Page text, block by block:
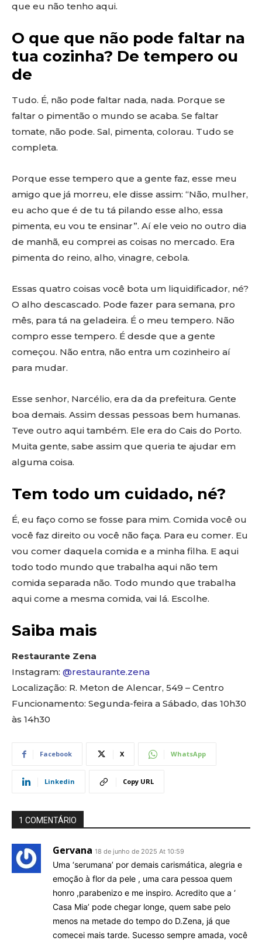
que eu não tenho aqui.
O que que não pode faltar na
tua cozinha? De tempero ou
de
Tudo. É, não pode faltar nada, nada. Porque se
faltar o pimentão o mundo se acaba. Se faltar
tomate, não pode. Sal, pimenta, colorau. Tudo se
completa.
Porque esse tempero que a gente faz, esse meu
amigo que já morreu, ele disse assim: “Não, mulher,
eu acho que é de tu tá pilando esse alho, essa
pimenta, eu vou te ensinar”. Aí ele veio no outro dia
de manhã, eu comprei as coisas no mercado. Era
pimenta do reino, alho, vinagre, cebola.
Essas quatro coisas você bota um liquidificador, né?
O alho descascado. Pode fazer para semana, pro
mês, para tá na geladeira. É o meu tempero. Não
compro esse tempero. É desde que a gente
começou. Não entra, não entra um cozinheiro aí
para mudar.
Esse senhor, Narcélio, era da da prefeitura. Gente
boa demais. Assim dessas pessoas bem humanas.
Teve outro aqui também. Ele era do Cais do Porto.
Muita gente, sabe assim que queria te ajudar em
alguma coisa.
Tem todo um cuidado, né?
É, eu faço como se fosse para mim. Comida você ou
você faz direito ou você não faça. Para eu comer. Eu
vou comer daquela comida e a minha filha. E aqui
todo todo mundo que trabalha aqui não tem
comida separada não. Todo mundo que trabalha
aqui come a mesma comida, vai lá. Escolhe.
Saiba mais
Restaurante Zena
Instagram: @restaurante.zena
Localização: R. Meton de Alencar, 549 – Centro
Funcionamento: Segunda-feira a Sábado, das 10h30
às 14h30
Facebook X WhatsApp
Linkedin Copy URL
1 COMENTÁRIO
Gervana 18 de junho de 2025 At 10:59
Uma ‘serumana’ por demais carismática, alegria e
emoção à flor da pele , uma cara pessoa quem
honro ,parabenizo e me inspiro. Acredito que a ‘
Casa Mia’ pode chegar longe, quem sabe pelo
menos na metade do tempo do D.Zena, já que
comecei mais tarde. Sucesso sempre amada, você